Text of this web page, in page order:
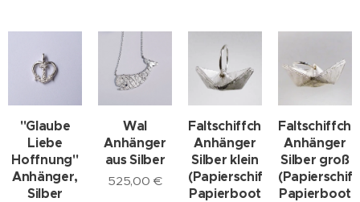
"Glaube
Liebe
Hoffnung"
Anhänger,
Silber
Wal
Anhänger
aus Silber
525,00 €
Faltschiffchen
Anhänger
Silber klein
(Papierschiff,
Papierboot
Anhänger
Silber groß
Papierboot